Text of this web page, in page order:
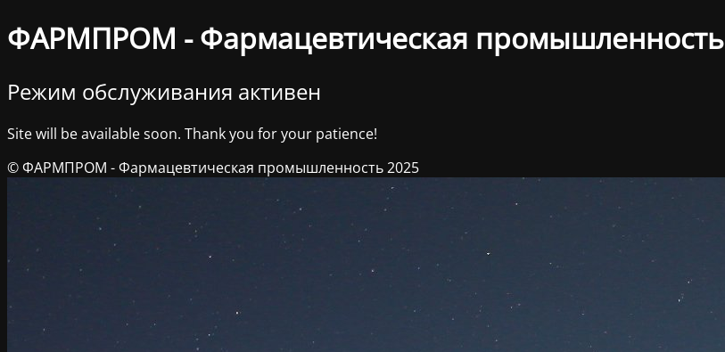
ФАРМПРОМ - Фармацевтическая промышленность
Режим обслуживания активен
Site will be available soon. Thank you for your patience!
© ФАРМПРОМ - Фармацевтическая промышленность 2025